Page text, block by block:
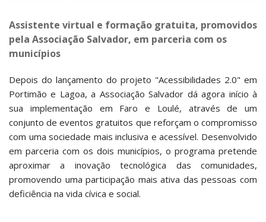
Assistente virtual e formação gratuita, promovidos
pela Associação Salvador, em parceria com os
municípios
Depois do lançamento do projeto "Acessibilidades 2.0" em
Portimão e Lagoa, a Associação Salvador dá agora início à
sua implementação em Faro e Loulé, através de um
conjunto de eventos gratuitos que reforçam o compromisso
com uma sociedade mais inclusiva e acessível. Desenvolvido
em parceria com os dois municípios, o programa pretende
aproximar a inovação tecnológica das comunidades,
promovendo uma participação mais ativa das pessoas com
deficiência na vida cívica e social.